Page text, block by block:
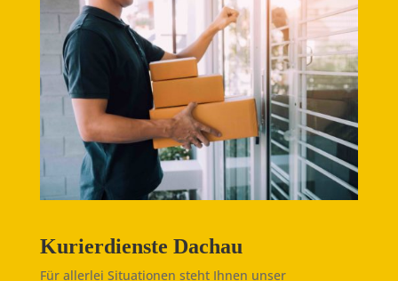
Kurierdienste Dachau
Für allerlei Situationen steht Ihnen unser